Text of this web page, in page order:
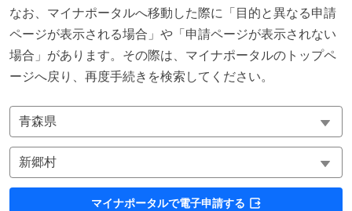
なお、マイナポータルへ移動した際に「目的と異なる申請
ページが表示される場合」や「申請ページが表示されない
場合」があります。その際は、マイナポータルのトップペ
ージへ戻り、再度手続きを検索してください。
マイナポータルで電子申請する